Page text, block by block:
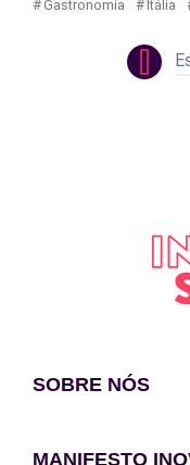
Gastronomia Itália
SOBRE NÓS
MANIFESTO